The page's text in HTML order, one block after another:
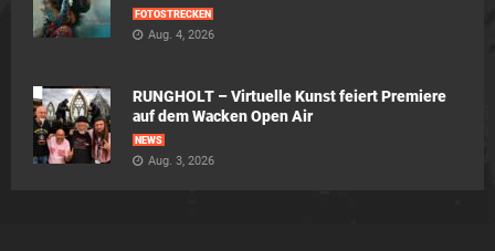
FOTOSTRECKEN
Aug. 4, 2026
RUNGHOLT – Virtuelle Kunst feiert Premiere
auf dem Wacken Open Air
NEWS
Aug. 3, 2026